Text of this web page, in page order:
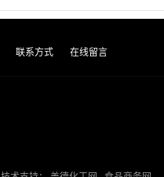
联系方式 在线留言